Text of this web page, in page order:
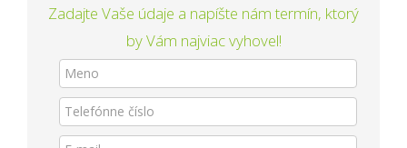
Zadajte Vaše údaje a napíšte nám termín, ktorý
by Vám najviac vyhovel!